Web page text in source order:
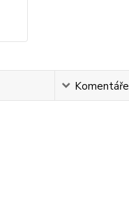
Komentáře